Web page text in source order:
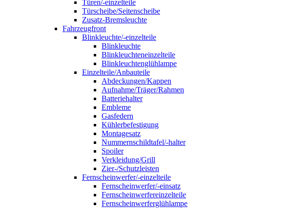
Türen/-einzelteile
Türscheibe/Seitenscheibe
Zusatz-Bremsleuchte
Fahrzeugfront
Blinkleuchte/-einzelteile
Blinkleuchte
Blinkleuchteneinzelteile
Blinkleuchtenglühlampe
Einzelteile/Anbauteile
Abdeckungen/Kappen
Aufnahme/Träger/Rahmen
Batteriehalter
Embleme
Gasfedern
Kühlerbefestigung
Montagesatz
Nummernschildtafel/-halter
Spoiler
Verkleidung/Grill
Zier-/Schutzleisten
Fernscheinwerfer/-einzelteile
Fernscheinwerfer/-einsatz
Fernscheinwerfereinzelteile
Fernscheinwerferglühlampe